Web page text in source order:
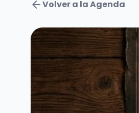
arrow_backVolver a la Agenda